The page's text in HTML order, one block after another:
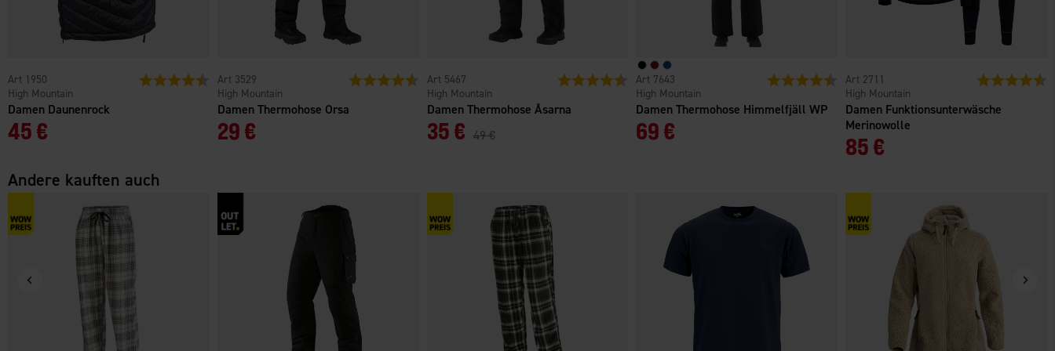
Damen Daunenrock
High Mountain
1950
45 €
Bewertung: 4.5 von 5 Sternen
Damen Thermohose Orsa
High Mountain
3529
29 €
Bewertung: 4.3 von 5 Sternen
Damen Thermohose Åsarna
High Mountain
5467
35 € 49 €
Bewertung: 4.1 von 5 Sternen
Damen Thermohose Himmelfjäll WP
High Mountain
7643
69 €
Bewertung: 4.4 von 5 Sternen
Damen Funktionsunterwäsche
Merinowolle
High Mountain
2711
85 €
Bewertung:
Andere kauften auch